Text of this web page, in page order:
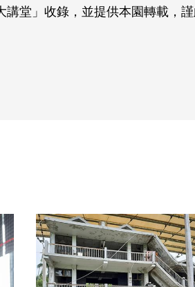
堂」收錄，並提供本園轉載，謹